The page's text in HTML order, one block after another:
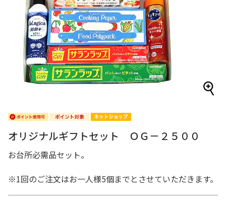
オリジナルギフトセット ＯＧ－２５００
お台所必需品セット。
※1回のご注文はお一人様5個までとさせていただきます。